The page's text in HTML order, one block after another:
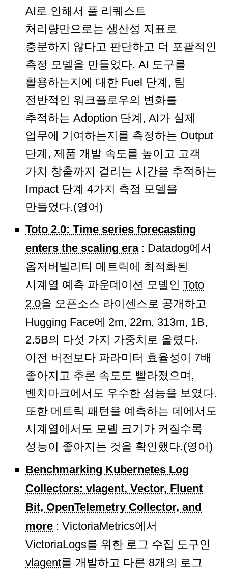
AI로 인해서 풀 리퀘스트
처리량만으로는 생산성 지표로
충분하지 않다고 판단하고 더 포괄적인
측정 모델을 만들었다. AI 도구를
활용하는지에 대한 Fuel 단계, 팀
전반적인 워크플로우의 변화를
추적하는 Adoption 단계, AI가 실제
업무에 기여하는지를 측정하는 Output
단계, 제품 개발 속도를 높이고 고객
가치 창출까지 걸리는 시간을 추적하는
Impact 단계 4가지 측정 모델을
만들었다.(영어)
Toto 2.0: Time series forecasting
enters the scaling era: Datadog에서
옵저버빌리티 메트릭에 최적화된
시계열 예측 파운데이션 모델인 Toto
2.0을 오픈소스 라이센스로 공개하고
Hugging Face에 2m, 22m, 313m, 1B,
2.5B의 다섯 가지 가중치로 올렸다.
이전 버전보다 파라미터 효율성이 7배
좋아지고 추론 속도도 빨라졌으며,
벤치마크에서도 우수한 성능을 보였다.
또한 메트릭 패턴을 예측하는 데에서도
시계열에서도 모델 크기가 커질수록
성능이 좋아지는 것을 확인했다.(영어)
Benchmarking Kubernetes Log
Collectors: vlagent, Vector, Fluent
Bit, OpenTelemetry Collector, and
more : VictoriaMetrics에서
VictoriaLogs를 위한 로그 수집 도구인
vlagent를 개발하고 다른 8개의 로그